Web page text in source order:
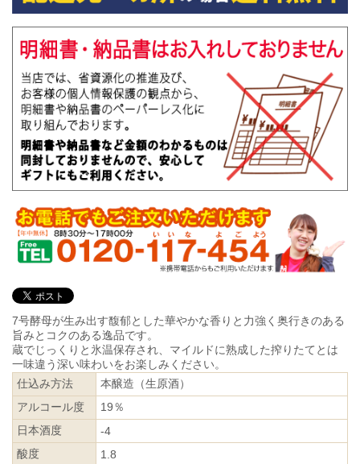
7号酵母が生み出す馥郁とした華やかな香りと力強く奥行きのある
旨みとコクのある逸品です。
蔵でじっくりと氷温保存され、マイルドに熟成した搾りたてとは
一味違う深い味わいをお楽しみください。
仕込み方法
本醸造（生原酒）
アルコール度
19％
日本酒度
-4
酸度
1.8